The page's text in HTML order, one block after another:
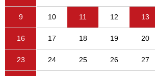
9 10 11 12 13
16 17 18 19 20
23 24 25 26 27